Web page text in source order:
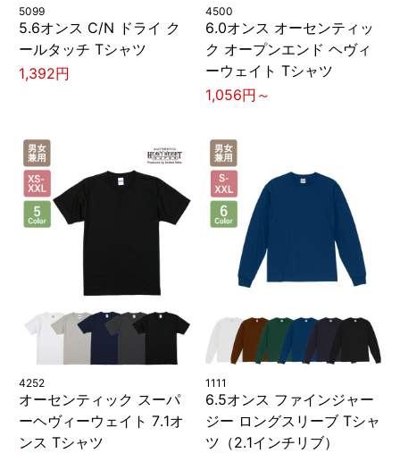
5099
5.6オンス C/N ドライ ク
ールタッチ Tシャツ
1,392円
4500
6.0オンス オーセンティッ
ク オープンエンド ヘヴィ
ーウェイト Tシャツ
1,056円～
4252
オーセンティック スーパ
ーヘヴィーウェイト 7.1オ
ンス Tシャツ
1111
6.5オンス ファインジャー
ジー ロングスリーブ Tシャ
ツ（2.1インチリブ）